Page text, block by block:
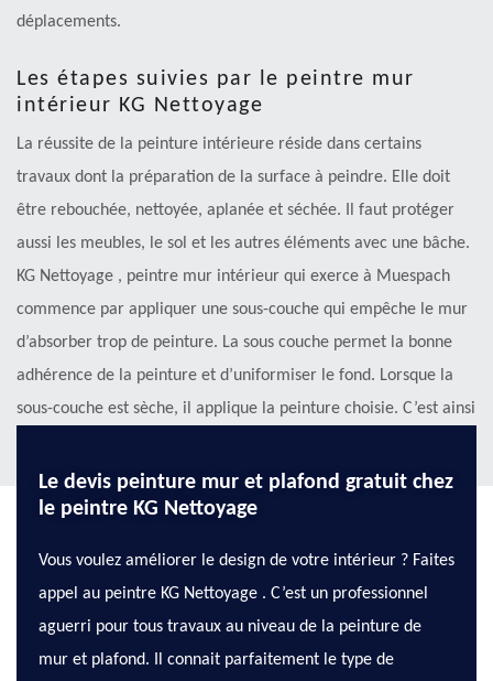
déplacements.
Les étapes suivies par le peintre mur
intérieur KG Nettoyage
La réussite de la peinture intérieure réside dans certains
travaux dont la préparation de la surface à peindre. Elle doit
être rebouchée, nettoyée, aplanée et séchée. Il faut protéger
aussi les meubles, le sol et les autres éléments avec une bâche.
KG Nettoyage , peintre mur intérieur qui exerce à Muespach
commence par appliquer une sous-couche qui empêche le mur
d’absorber trop de peinture. La sous couche permet la bonne
adhérence de la peinture et d’uniformiser le fond. Lorsque la
sous-couche est sèche, il applique la peinture choisie. C’est ainsi
Le devis peinture mur et plafond gratuit chez
le peintre KG Nettoyage
Vous voulez améliorer le design de votre intérieur ? Faites
appel au peintre KG Nettoyage . C’est un professionnel
aguerri pour tous travaux au niveau de la peinture de
mur et plafond. Il connait parfaitement le type de